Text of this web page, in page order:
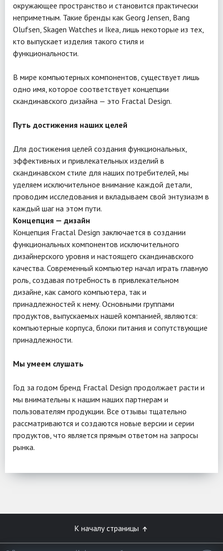
окружающее пространство и становится практически
неприметным. Такие бренды как Georg Jensen, Bang
Olufsen, Skagen Watches и Ikea, лишь некоторые из тех,
кто выпускает изделия такого стиля и
функциональности.
В мире компьютерных компонентов, существует лишь
одно имя, которое соответствует концепции
скандинавского дизайна — это Fractal Design.
Путь достижения наших целей
Для достижения целей создания функциональных,
эффективных и привлекательных изделий в
скандинавском стиле для наших потребителей, мы
уделяем исключительное внимание каждой детали,
проводим исследования и вкладываем свой энтузиазм в
каждый шаг на этом пути.
Концепция — дизайн
Концепция Fractal Design заключается в создании
функциональных компонентов исключительного
дизайнерского уровня и настоящего скандинавского
качества. Современный компьютер начал играть главную
роль, создавая потребность в привлекательном
дизайне, как самого компьютера, так и
принадлежностей к нему. Основными группами
продуктов, выпускаемых нашей компанией, являются:
компьютерные корпуса, блоки питания и сопутствующие
принадлежности.
Мы умеем слушать
Год за годом бренд Fractal Design продолжает расти и
мы внимательны к нашим наших партнерам и
пользователям продукции. Все отзывы тщательно
рассматриваются и создаются новые версии и серии
продуктов, что является прямым ответом на запросы
рынка.
К началу страницы